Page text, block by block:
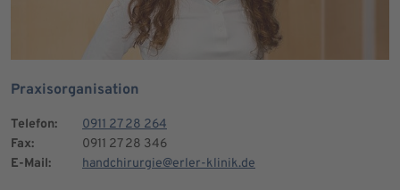
Praxisorganisation
Telefon:
0911 27 28 264
Fax:
0911 27 28 346
E-Mail:
handchirurgie@erler-klinik.de